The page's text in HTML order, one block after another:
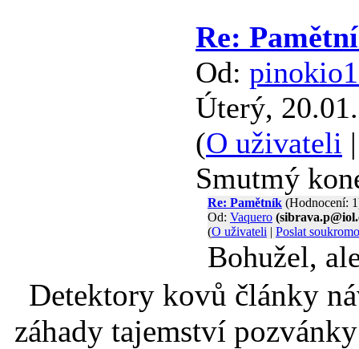
Re:
Od:
Úterý,
(O uživateli
Smutmý
Re: Pamětník (Hodnocení:
Od: Vaquero
(O uživateli | Poslat
Bohužel,
Detektory kovů články
záhady tajemství